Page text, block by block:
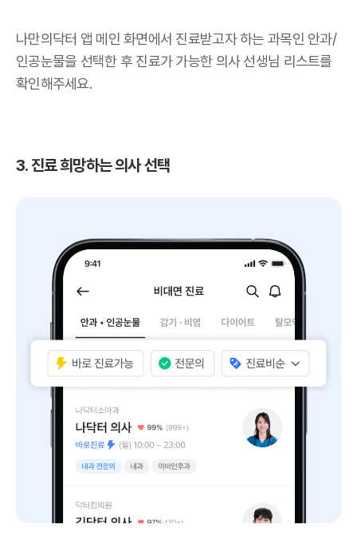
나만의닥터 앱 메인 화면에서 진료받고자 하는 과목인 안과/
인공눈물을 선택한 후 진료가 가능한 의사 선생님 리스트를
확인해주세요.
3. 진료 희망하는 의사 선택